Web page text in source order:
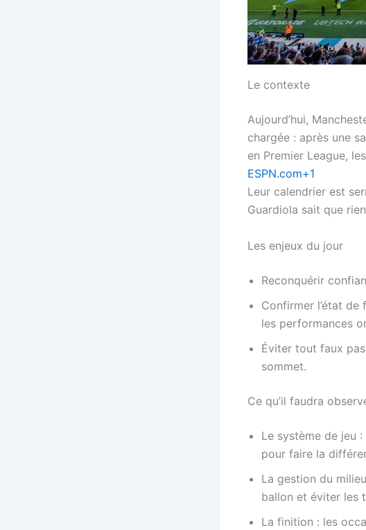
Le contexte
Aujourd’hui,
chargée : après une
en Premier League,
ESPN.com+1
Leur calendrier est
Guardiola sait que
Les enjeux du jour
Reconquérir
Confirmer l’état
les performances
Éviter tout faux
sommet.
Ce qu’il faudra
Le système de jeu
pour faire la
La gestion du
ballon et éviter les
La finition : les